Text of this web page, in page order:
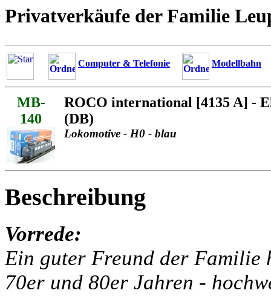
Privatverkäufe der Familie
Computer & Telefonie Modellbahn
MB-
140
ROCO international [4135 A] -
(DB)
Lokomotive - H0 - blau
Beschreibung
Vorrede:
Ein guter Freund der
70er und 80er Jahren -